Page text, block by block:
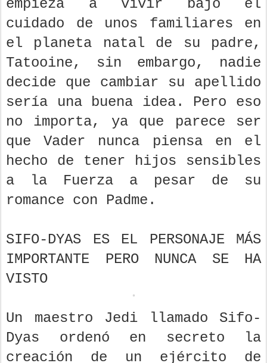
empieza a vivir bajo el
cuidado de unos familiares en
el planeta natal de su padre,
Tatooine, sin embargo, nadie
decide que cambiar su apellido
sería una buena idea. Pero eso
no importa, ya que parece ser
que Vader nunca piensa en el
hecho de tener hijos sensibles
a la Fuerza a pesar de su
romance con Padme.
SIFO-DYAS ES EL PERSONAJE MÁS
IMPORTANTE PERO NUNCA SE HA
VISTO
Un maestro Jedi llamado Sifo-
Dyas ordenó en secreto la
creación de un ejército de